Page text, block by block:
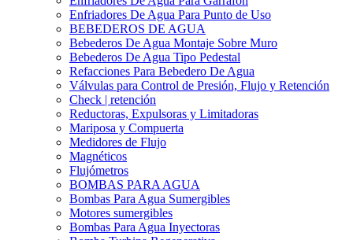
Enfriadores De Agua Para Punto de Uso
BEBEDEROS DE AGUA
Bebederos De Agua Montaje Sobre Muro
Bebederos De Agua Tipo Pedestal
Refacciones Para Bebedero De Agua
Válvulas para Control de Presión, Flujo y Retención
Check | retención
Reductoras, Expulsoras y Limitadoras
Mariposa y Compuerta
Medidores de Flujo
Magnéticos
Flujómetros
BOMBAS PARA AGUA
Bombas Para Agua Sumergibles
Motores sumergibles
Bombas Para Agua Inyectoras